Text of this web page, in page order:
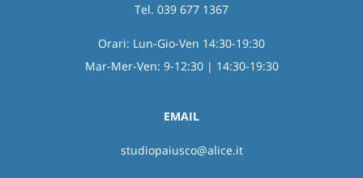
Tel. 039 677 1367
Orari: Lun-Gio-Ven 14:30-19:30
Mar-Mer-Ven: 9-12:30 | 14:30-19:30
EMAIL
studiopaiusco@alice.it